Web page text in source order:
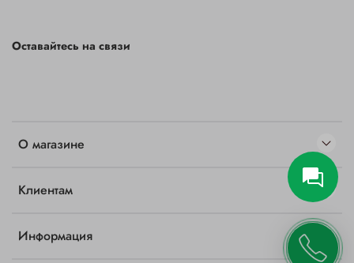
О магазине
Клиентам
Информация
Оставайтесь на связи